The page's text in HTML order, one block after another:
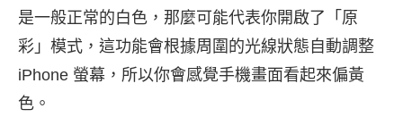
是一般正常的白色，那麼可能代表你開啟了「原
彩」模式，這功能會根據周圍的光線狀態自動調整
iPhone 螢幕，所以你會感覺手機畫面看起來偏黃
色。